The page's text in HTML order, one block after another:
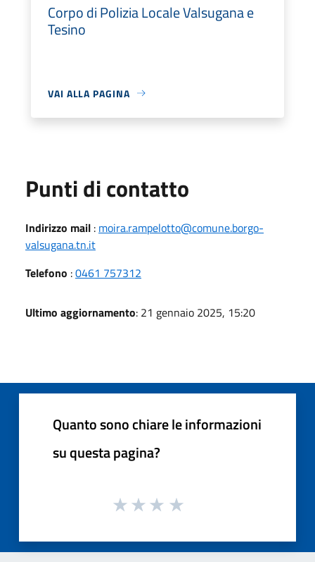
Corpo di Polizia Locale Valsugana e
Tesino
VAI ALLA PAGINA
Punti di contatto
Indirizzo mail : moira.rampelotto@comune.borgo-
valsugana.tn.it
Telefono :0461 757312
Ultimo aggiornamento: 21 gennaio 2025, 15:20
Quanto sono chiare le informazioni
su questa pagina?